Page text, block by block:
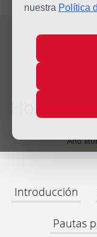
nuestra Política
Homilía
Año
Introducción
Pautas